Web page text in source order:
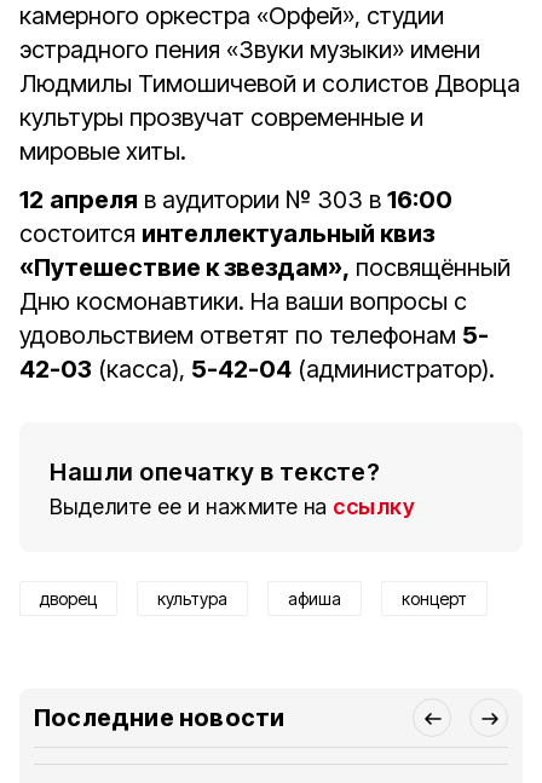
камерного оркестра «Орфей», студии
эстрадного пения «Звуки музыки» имени
Людмилы Тимошичевой и солистов Дворца
культуры прозвучат современные и
мировые хиты.
12 апреля в аудитории № 303 в 16:00
состоится интеллектуальный квиз
«Путешествие к звездам», посвящённый
Дню космонавтики. На ваши вопросы с
удовольствием ответят по телефонам 5-
42-03 (касса), 5-42-04 (администратор).
Нашли опечатку в тексте?
Выделите ее и нажмите на ссылку
дворец культура афиша концерт
Последние новости